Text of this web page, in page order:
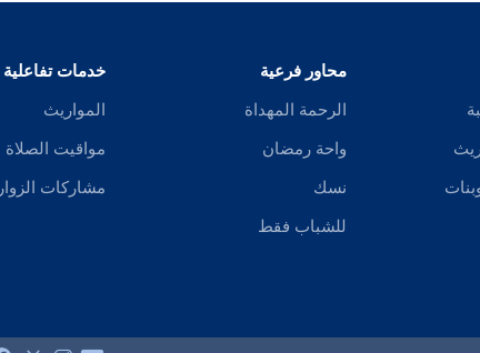
محاور فرعية
الرحمة المهداة
واحة رمضان
نسك
للشباب فقط
خدمات تفاعلية
المواريث
مواقيت الصلاة
مشاركات الزوار